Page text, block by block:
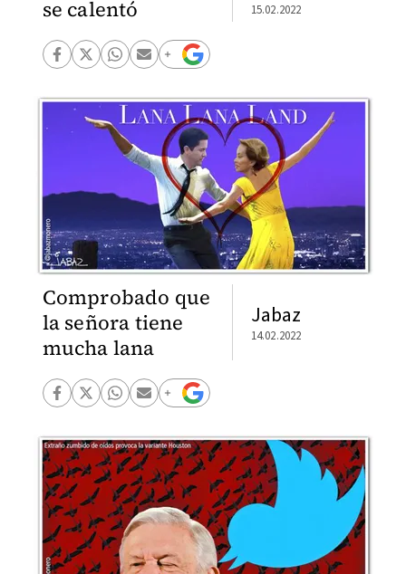
se calentó 15.02.2022
Comprobado que
la señora tiene
mucha lana
Jabaz
14.02.2022